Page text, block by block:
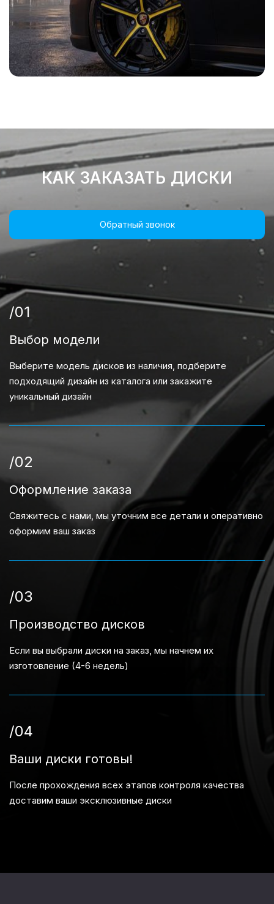
КАК ЗАКАЗАТЬ ДИСКИ
Обратный звонок
/01
Выбор модели
Выберите модель дисков из наличия, подберите
подходящий дизайн из каталога или закажите
уникальный дизайн
/02
Оформление заказа
Свяжитесь с нами, мы уточним все детали и оперативно
оформим ваш заказ
/03
Производство дисков
Если вы выбрали диски на заказ, мы начнем их
изготовление (4-6 недель)
/04
Ваши диски готовы!
После прохождения всех этапов контроля качества
доставим ваши эксклюзивные диски